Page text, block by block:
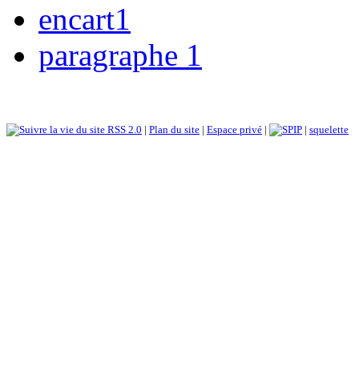
encart1
paragraphe 1
RSS 2.0 | Plan du site | Espace privé | | squelette